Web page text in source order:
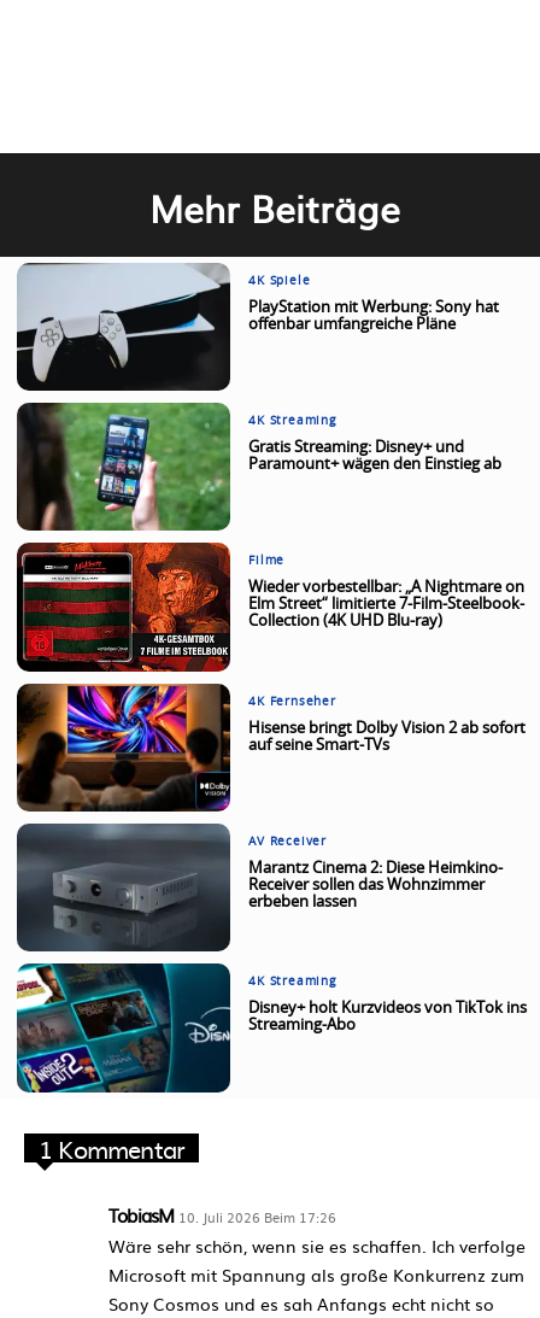
Mehr Beiträge
4K Spiele
PlayStation mit Werbung: Sony hat
offenbar umfangreiche Pläne
4K Streaming
Gratis Streaming: Disney+ und
Paramount+ wägen den Einstieg ab
Filme
Wieder vorbestellbar: „A Nightmare on
Elm Street“ limitierte 7-Film-Steelbook-
Collection (4K UHD Blu-ray)
4K Fernseher
Hisense bringt Dolby Vision 2 ab sofort
auf seine Smart-TVs
AV Receiver
Marantz Cinema 2: Diese Heimkino-
Receiver sollen das Wohnzimmer
erbeben lassen
4K Streaming
Disney+ holt Kurzvideos von TikTok ins
Streaming-Abo
1 Kommentar
TobiasM 10. Juli 2026 Beim 17:26
Wäre sehr schön, wenn sie es schaffen. Ich verfolge
Microsoft mit Spannung als große Konkurrenz zum
Sony Cosmos und es sah Anfangs echt nicht so